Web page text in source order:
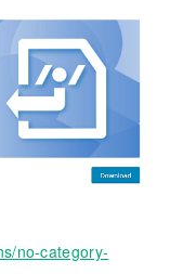
no-category-